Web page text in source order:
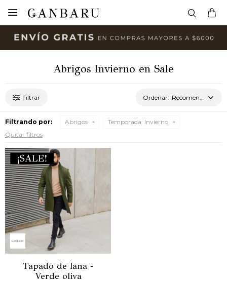

Abrigos Invierno en Sale
Recomendados
Filtrando por: Abrigos Temporada: Invierno
Quitar filtros
Tapado de lana -
Verde oliva